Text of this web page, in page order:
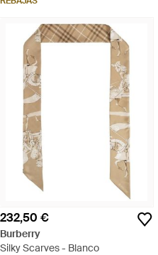
232,50 €
Burberry
Silky Scarves - Blanco